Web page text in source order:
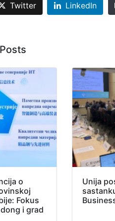
Twitter LinkedIn
o
Fokus
i grad
Unija